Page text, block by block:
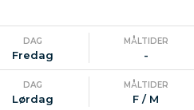
DAG
Fredag
MÅLTIDER
-
DAG
Lørdag
MÅLTIDER
F / M